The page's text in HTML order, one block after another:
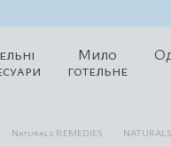
Мило
готельне
Naturals REMEDIES